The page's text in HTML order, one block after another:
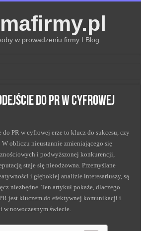
w prowadzeniu firmy I Blog
dla lepszych wyników
kluczem do sukcesu
w skutecznym zarządzaniu
do sukcesu w zmianach
do PR w cyfrowej
PR w cyfrowej erze to klucz do sukcesu, czy
obliczu nieustannie zmieniającego się
i podwyższonej konkurencji,
staje się nieodzowna. Przemyślane
i głębokiej analizie interesariuszy, są
niezbędne. Ten artykuł pokaże, dlaczego
jest kluczem do efektywnej komunikacji i
w nowoczesnym świecie.